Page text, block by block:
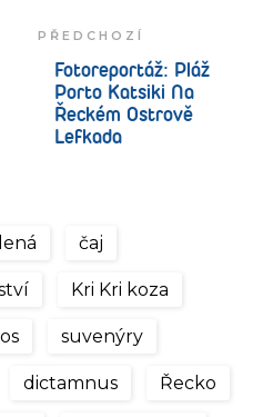
PŘEDCHOZÍ
Fotoreportáž: Pláž
Porto Katsiki Na
Řeckém Ostrově
Lefkada
čaj
Kri Kri koza
suvenýry
dictamnus Řecko